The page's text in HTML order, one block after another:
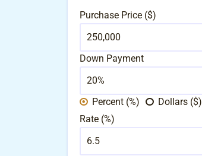
Purchase Price ($)
Down Payment
Percent (%)
Dollars ($)
Rate (%)